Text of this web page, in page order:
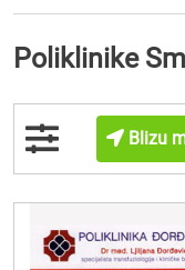
Poliklinike
Blizu